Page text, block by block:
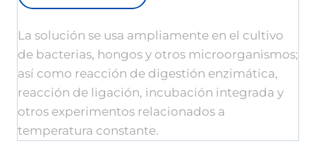
La solución se usa ampliamente en el cultivo
de bacterias, hongos y otros microorganismos;
así como reacción de digestión enzimática,
reacción de ligación, incubación integrada y
otros experimentos relacionados a
temperatura constante.